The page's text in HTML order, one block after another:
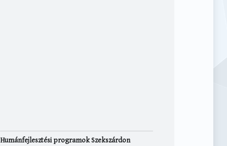
Humánfejlesztési programok Szekszárdon